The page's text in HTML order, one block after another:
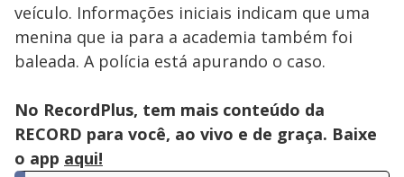
veículo. Informações iniciais indicam que uma
menina que ia para a academia também foi
baleada. A polícia está apurando o caso.
No RecordPlus, tem mais conteúdo da
RECORD para você, ao vivo e de graça. Baixe
o app aqui!